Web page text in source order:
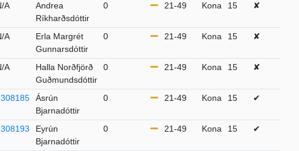
A
Andrea
Ríkharðsdóttir
0 21-49 Kona 15 ✘
A
Erla Margrét
Gunnarsdóttir
0 21-49 Kona 15 ✘
A
Halla Norðfjörð
Guðmundsdóttir
0 21-49 Kona 15 ✘
Ásrún
Bjarnadóttir
0 21-49 Kona 15 ✔
Eyrún
Bjarnadóttir
0 21-49 Kona 15 ✔